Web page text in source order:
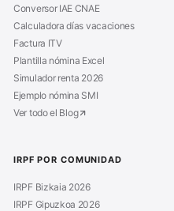
Conversor IAE CNAE
Calculadora días vacaciones
Factura ITV
Plantilla nómina Excel
Simulador renta 2026
Ejemplo nómina SMI
Ver todo el Blog
IRPF POR COMUNIDAD
IRPF Bizkaia 2026
IRPF Gipuzkoa 2026